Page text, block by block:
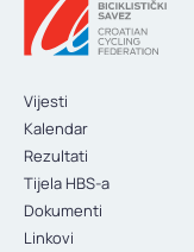
Vijesti
Kalendar
Rezultati
Tijela HBS-a
Dokumenti
Linkovi